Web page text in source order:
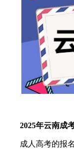
2025年云南成
成人高考的报名